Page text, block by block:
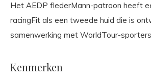
Het AEDP flederMann-patroon heeft
racingFit als een tweede huid die is
samenwerking met WorldTour-
Kenmerken